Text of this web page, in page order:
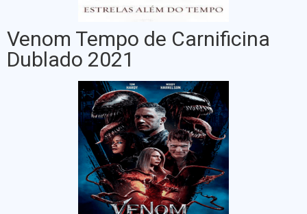
Venom Tempo de Carnificina
Dublado 2021